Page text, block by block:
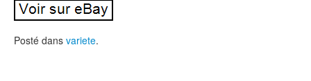
Posté dans variete.